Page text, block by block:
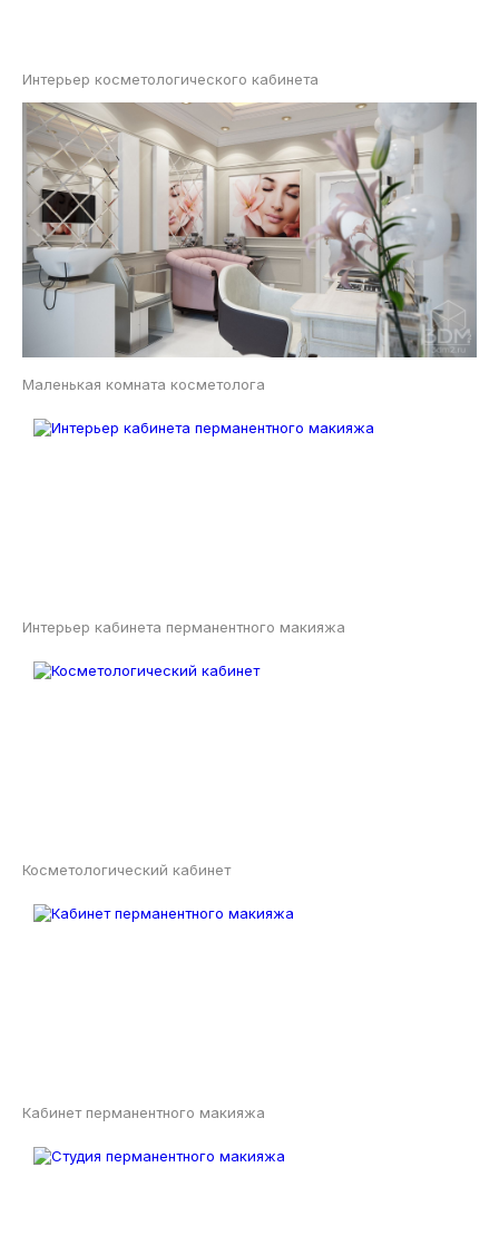
Интерьер косметологического кабинета
Маленькая комната косметолога
Интерьер кабинета перманентного макияжа
Косметологический кабинет
Кабинет перманентного макияжа